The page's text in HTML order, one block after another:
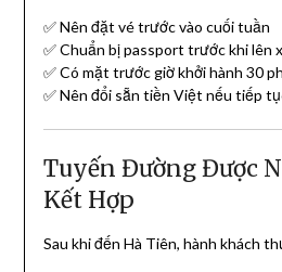
✅ Nên đặt vé trước vào cuối tuần
✅ Chuẩn bị passport trước khi lên
✅ Có mặt trước giờ khởi hành 30
✅ Nên đổi sẵn tiền Việt nếu tiếp
Tuyến Đường Được
Kết Hợp
Sau khi đến Hà Tiên, hành khách